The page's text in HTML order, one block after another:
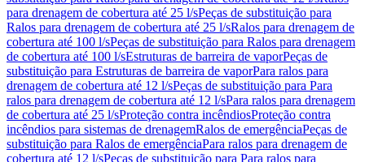
para drenagem de cobertura até 25 l/sPeças de substituição para
Ralos para drenagem de cobertura até 25 l/sRalos para drenagem de
cobertura até 100 l/sPeças de substituição para Ralos para drenagem
de cobertura até 100 l/sEstruturas de barreira de vaporPeças de
substituição para Estruturas de barreira de vaporPara ralos para
drenagem de cobertura até 12 l/sPeças de substituição para Para
ralos para drenagem de cobertura até 12 l/sPara ralos para drenagem
de cobertura até 25 l/sProteção contra incêndiosProteção contra
incêndios para sistemas de drenagemRalos de emergênciaPeças de
substituição para Ralos de emergênciaPara ralos para drenagem de
cobertura até 12 l/sPeças de substituição para Para ralos para